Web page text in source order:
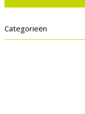
Categorieën